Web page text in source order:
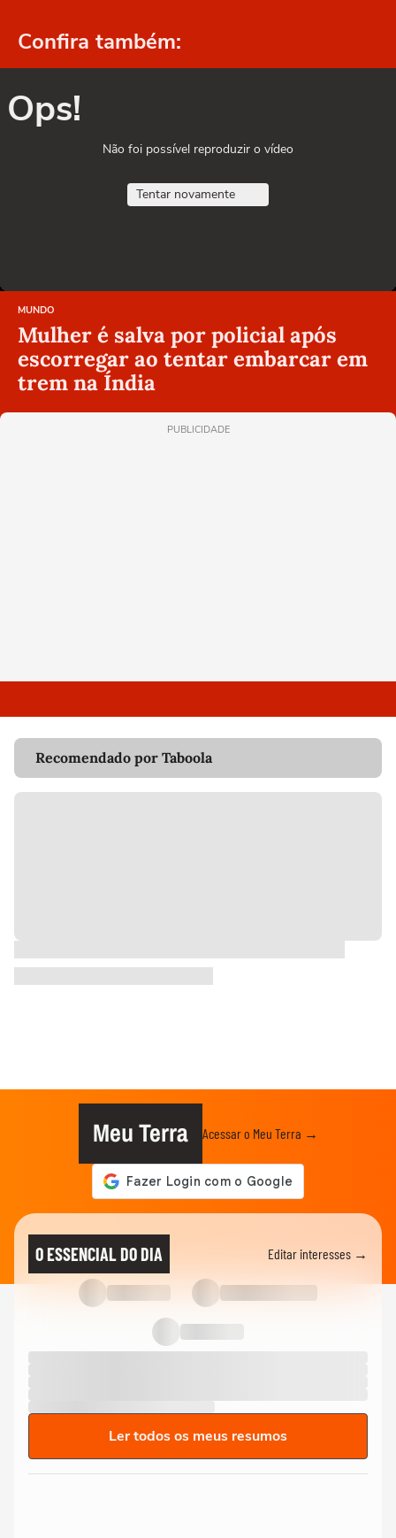
Confira também:
Ops!
Não foi possível reproduzir o vídeo
Tentar novamente
MUNDO
Mulher é salva por policial após
escorregar ao tentar embarcar em
trem na Índia
PUBLICIDADE
Recomendado por Taboola
Meu Terra Acessar o Meu Terra →
O ESSENCIAL DO DIA Editar interesses →
Ler todos os meus resumos